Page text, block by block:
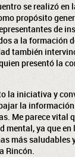
se realizó en
propósito
de
a la formación
también
presentó la
la iniciativa y
la
Me parece vital
mental, ya que
más saludables
Rincón.